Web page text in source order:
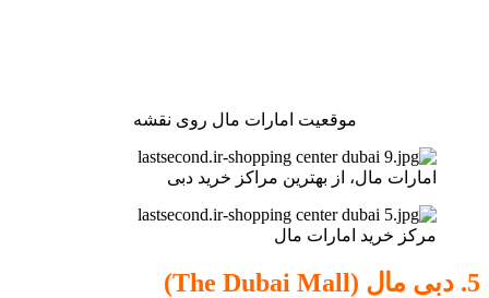
موقعیت امارات مال روی نقشه
امارات مال، از بهترین مراکز خرید دبی
مرکز خرید امارات مال
5. دبی مال (The Dubai Mall)